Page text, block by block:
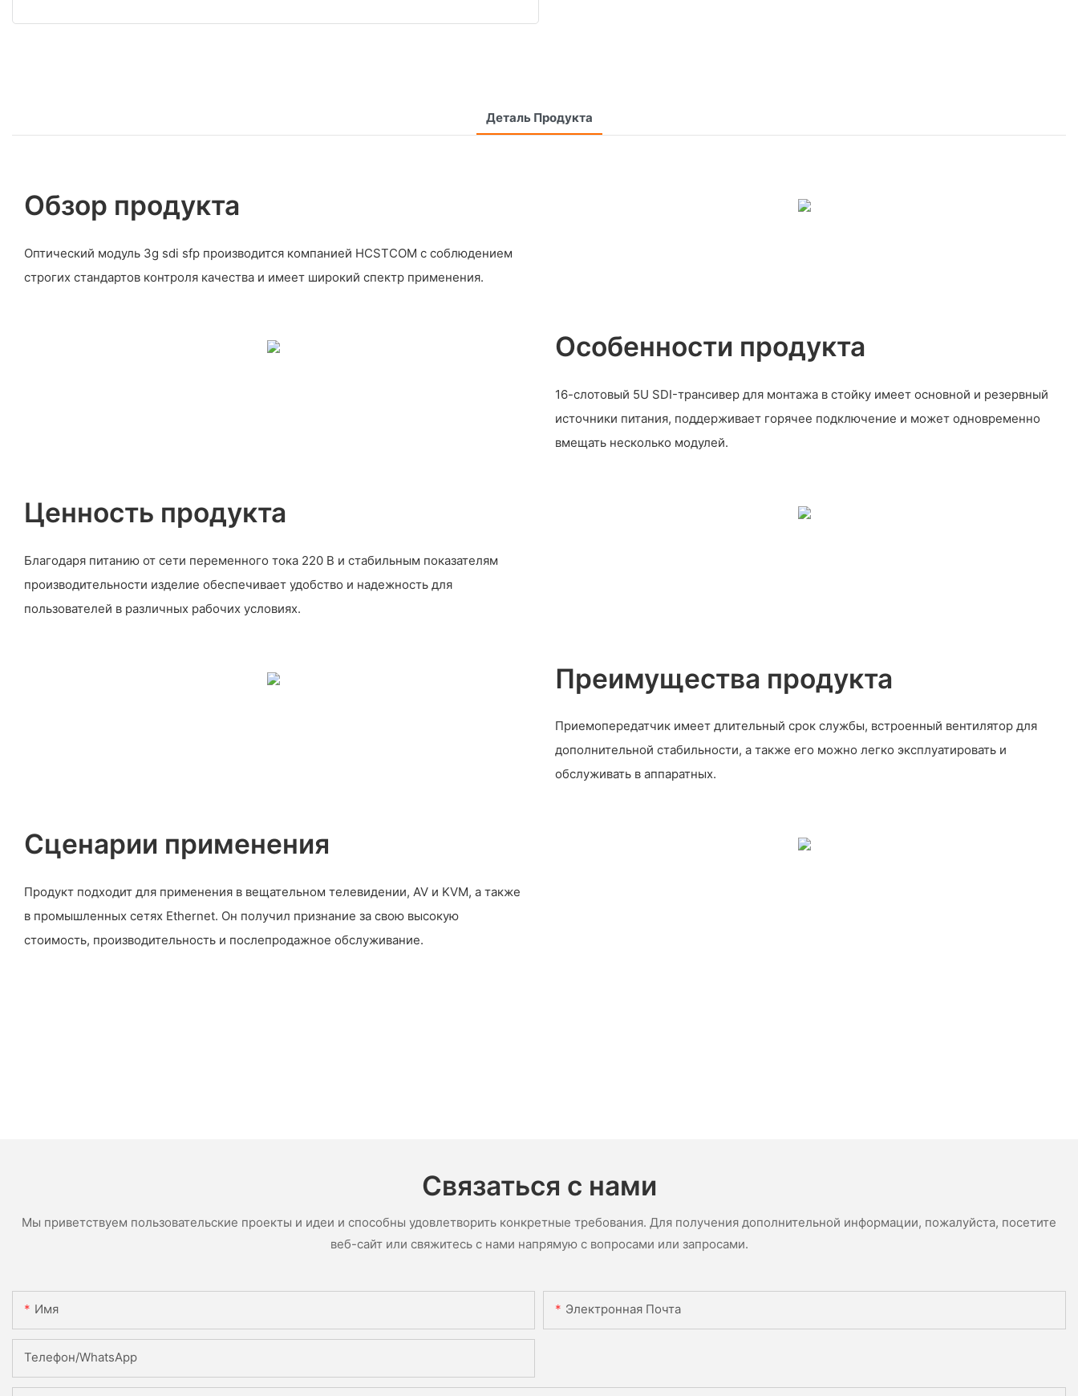
Деталь Продукта
Обзор продукта
Оптический модуль 3g sdi sfp производится компанией HCSTCOM с соблюдением
строгих стандартов контроля качества и имеет широкий спектр применения.
Особенности продукта
16-слотовый 5U SDI-трансивер для монтажа в стойку имеет основной и резервный
источники питания, поддерживает горячее подключение и может одновременно
вмещать несколько модулей.
Ценность продукта
Благодаря питанию от сети переменного тока 220 В и стабильным показателям
производительности изделие обеспечивает удобство и надежность для
пользователей в различных рабочих условиях.
Преимущества продукта
Приемопередатчик имеет длительный срок службы, встроенный вентилятор для
дополнительной стабильности, а также его можно легко эксплуатировать и
обслуживать в аппаратных.
Сценарии применения
Продукт подходит для применения в вещательном телевидении, AV и KVM, а также
в промышленных сетях Ethernet. Он получил признание за свою высокую
стоимость, производительность и послепродажное обслуживание.
Связаться с нами
Мы приветствуем пользовательские проекты и идеи и способны удовлетворить конкретные требования. Для получения дополнительной информации, пожалуйста, посетите
веб-сайт или свяжитесь с нами напрямую с вопросами или запросами.
Имя Электронная Почта
Телефон/WhatsApp